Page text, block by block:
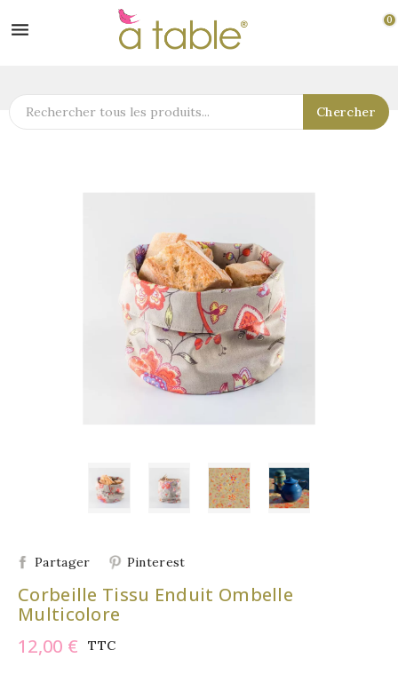
 0
Chercher
Partager Pinterest
Corbeille Tissu Enduit Ombelle
Multicolore
12,00 €
TTC